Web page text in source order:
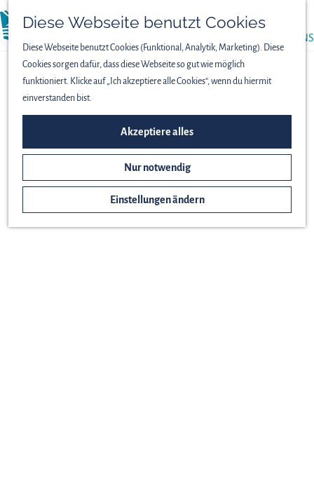
Diese Webseite benutzt Cookies
Diese Webseite benutzt Cookies (Funktional, Analytik, Marketing). Diese
Cookies sorgen dafür, dass diese Webseite so gut wie möglich
funktioniert. Klicke auf „Ich akzeptiere alle Cookies“, wenn du hiermit
einverstanden bist.
Akzeptiere alles
Nur notwendig
Einstellungen ändern
ÜBER UNS